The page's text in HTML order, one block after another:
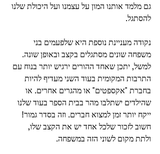
גם מלמד אותנו המון על עצמנו ועל היכולת שלנו
להסתגל.
נקודה מעניינת נוספת היא שלפעמים בני
משפחה שונים מסתגלים בקצב ובאופן שונה.
למשל, יתכן שאחד ההורים ירגיש יותר בנוח עם
התרבות המקומית בעוד השני מעדיף להיות
בחברת "אקספטים" או מהגרים אחרים. או
שהילדים ישתלבו מהר בבית הספר בעוד שלנו
ייקח יותר זמן למצוא חברים. וזה בסדר גמור!
חשוב לזכור שלכל אחד יש את הקצב שלו,
ולתת מקום לשוני הזה במשפחה.